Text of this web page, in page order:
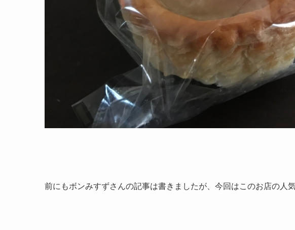
前にもボンみすずさんの記事は書きましたが、今回はこのお店の人